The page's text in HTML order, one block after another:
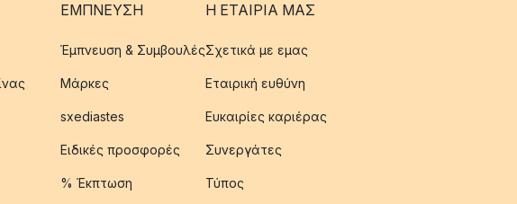
ΈΜΠΝΕΥΣΗ
Έμπνευση & Συμβουλές
Μάρκες
sxediastes
Ειδικές προσφορές
% Έκπτωση
Η ΕΤΑΊΡΙΑ ΜΑΣ
Σχετικά με εμας
Εταιρική ευθύνη
Ευκαιρίες καριέρας
Συνεργάτες
Τύπος